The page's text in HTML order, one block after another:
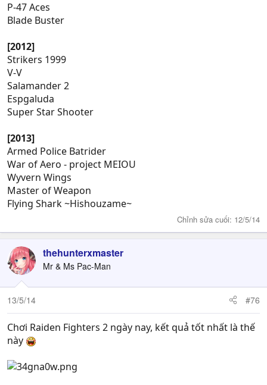
P-47 Aces
Blade Buster
[2012]
Strikers 1999
V-V
Salamander 2
Espgaluda
Super Star Shooter
[2013]
Armed Police Batrider
War of Aero - project MEIOU
Wyvern Wings
Master of Weapon
Flying Shark ~Hishouzame~
Chỉnh sửa cuối: 12/5/14
thehunterxmaster
Mr & Ms Pac-Man
13/5/14 #76
Chơi Raiden Fighters 2 ngày nay, kết quả tốt nhất là thế
này